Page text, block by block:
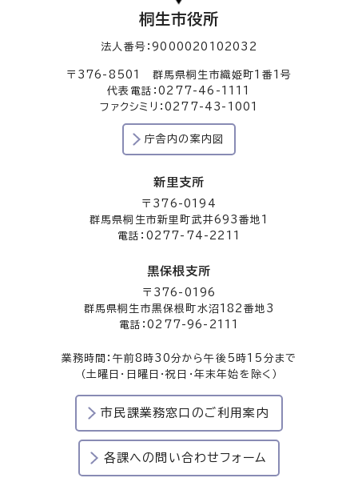
桐生市役所
法人番号：9000020102032
〒376-8501 群馬県桐生市織姫町1番1号
代表電話：0277-46-1111
ファクシミリ：0277-43-1001
庁舎内の案内図
新里支所
〒376-0194
群馬県桐生市新里町武井693番地1
電話：0277-74-2211
黒保根支所
〒376-0196
群馬県桐生市黒保根町水沼182番地3
電話：0277-96-2111
業務時間：午前8時30分から午後5時15分まで
（土曜日・日曜日・祝日・年末年始を除く）
市民課業務窓口のご利用案内
各課への問い合わせフォーム